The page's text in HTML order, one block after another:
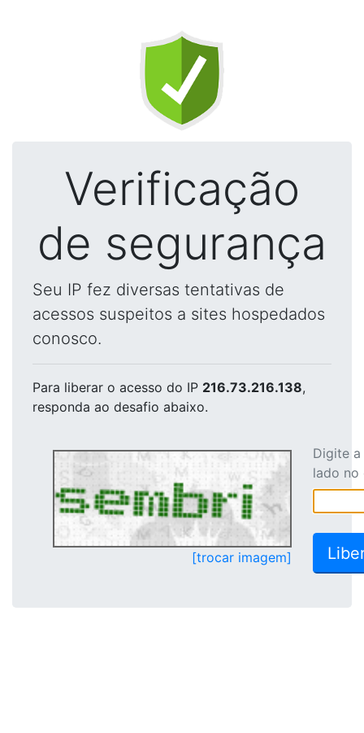
Verificação
de segurança
Seu IP fez diversas tentativas de
acessos suspeitos a sites hospedados
conosco.
Para liberar o acesso do IP 216.73.216.138,
responda ao desafio abaixo.
[trocar imagem]
Digite
lado no